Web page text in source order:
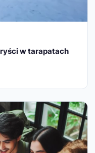
w tarapatach